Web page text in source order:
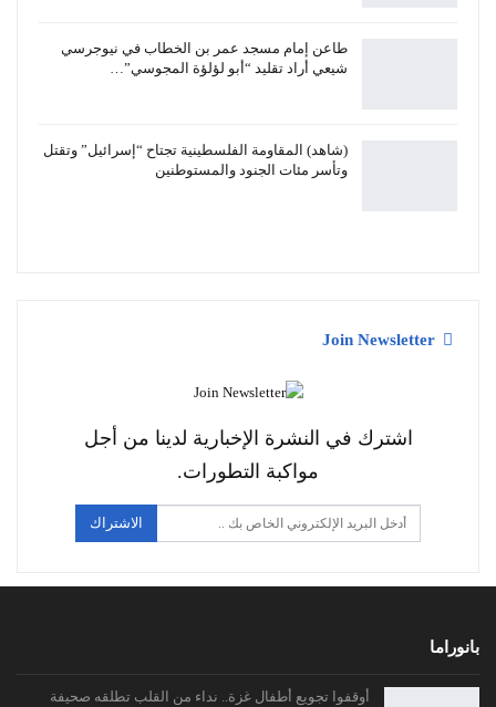
طاعن إمام مسجد عمر بن الخطاب في نيوجرسي
شيعي أراد تقليد “أبو لؤلؤة المجوسي”…
(شاهد) المقاومة الفلسطينية تجتاح “إسرائيل” وتقتل
وتأسر مئات الجنود والمستوطنين
اشترك في النشرة الإخبارية لدينا من أجل
مواكبة التطورات.
الاشتراك
بانوراما
أوقفوا تجويع أطفال غزة.. نداء من القلب تطلقه صحيفة